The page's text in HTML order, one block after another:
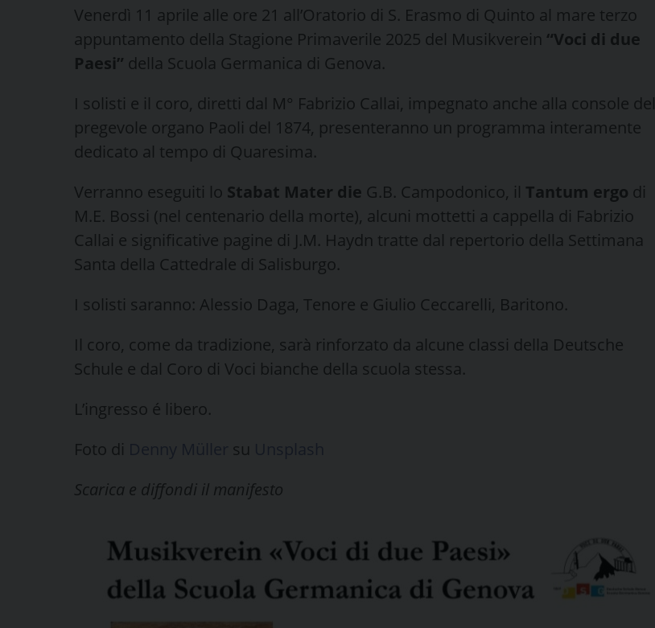
Venerdì 11 aprile alle ore 21 all’Oratorio di S. Erasmo di Quinto al mare terzo
appuntamento della Stagione Primaverile 2025 del Musikverein “Voci di due
Paesi” della Scuola Germanica di Genova.
I solisti e il coro, diretti dal M° Fabrizio Callai, impegnato anche alla console del
pregevole organo Paoli del 1874, presenteranno un programma interamente
dedicato al tempo di Quaresima.
Verranno eseguiti lo Stabat Mater die G.B. Campodonico, il Tantum ergo di
M.E. Bossi (nel centenario della morte), alcuni mottetti a cappella di Fabrizio
Callai e significative pagine di J.M. Haydn tratte dal repertorio della Settimana
Santa della Cattedrale di Salisburgo.
I solisti saranno: Alessio Daga, Tenore e Giulio Ceccarelli, Baritono.
Il coro, come da tradizione, sarà rinforzato da alcune classi della Deutsche
Schule e dal Coro di Voci bianche della scuola stessa.
L’ingresso é libero.
Foto di
su
Scarica e diffondi il manifesto